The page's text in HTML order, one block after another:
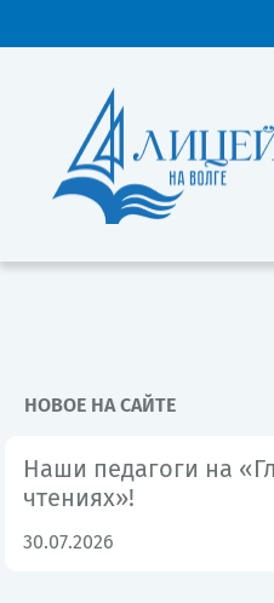
НОВОЕ НА САЙТЕ
Наши педагоги на
чтениях»!
30.07.2026